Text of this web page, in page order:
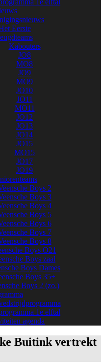
1e elftal
Eerste
Kabouters
JO8
MO8
JO9
MO9
JO10
JO11
MO11
JO12
JO13
JO14
JO15
MO15
JO17
JO19
Boys 2
Boys 3
Boys 4
Boys 5
Boys 6
Boys 7
Boys 8
Boys O21
Boys zaal
Boys Dames
Boys 35+
Boys 2 (zo.)
1e elftal
agenda
Buitink vertrekt